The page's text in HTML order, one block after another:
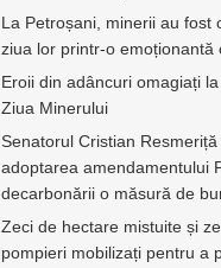
La Petroșani, minerii au fost
ziua lor printr-o emoționantă
Eroii din adâncuri omagiați
Ziua Minerului
Senatorul Cristian
adoptarea amendamentului
decarbonării o măsură de
Zeci de hectare mistuite și
pompieri mobilizați pentru a